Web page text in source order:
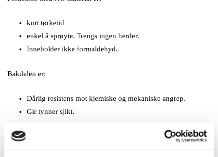
kort tørketid
enkel å sprøyte. Trengs ingen herder.
Inneholder ikke formaldehyd.
Bakdelen er:
Dårlig resistens mot kjemiske og mekaniske angrep.
Gir tynner sjikt.